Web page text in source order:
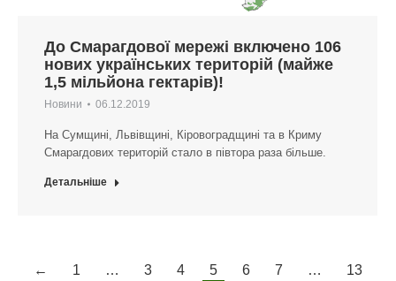
До Смарагдової мережі включено 106
нових українських територій (майже
1,5 мільйона гектарів)!
Новини 06.12.2019
На Сумщині, Львівщині, Кіровоградщині та в Криму
Смарагдових територій стало в півтора раза більше.
Детальніше
← 1 … 3 4 5 6 7 …
13